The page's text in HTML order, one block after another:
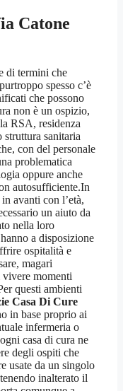
Catone
di termini che
spesso c’è
che possono
non è un ospizio,
RSA, residenza
struttura sanitaria
con del personale
problematica
oppure anche
autosufficiente.In
avanti con l’età,
un aiuto da
nella loro
a disposizione
ospitalità e
magari
momenti
questi ambienti
Casa Di Cure
in base proprio ai
infermeria o
casa di cura ne
degli ospiti che
usate da un singolo
inalterato il